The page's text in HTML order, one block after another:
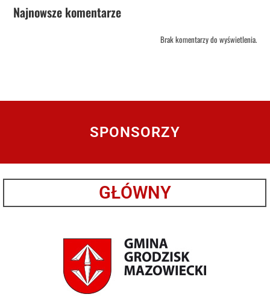
Najnowsze komentarze
Brak komentarzy do wyświetlenia.
SPONSORZY
GŁÓWNY